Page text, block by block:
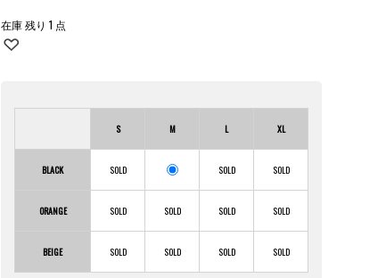
在庫 残り 1 点
S M L XL
BLACK
ORANGE
BEIGE